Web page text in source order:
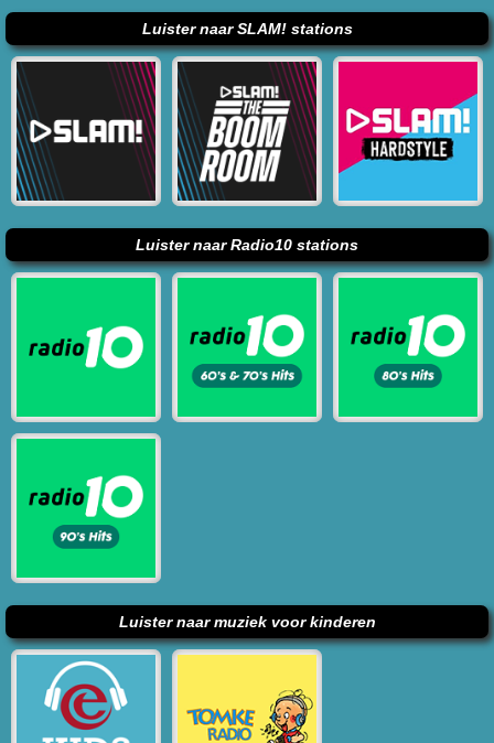
Luister naar SLAM! stations
Luister naar Radio10 stations
Luister naar muziek voor kinderen